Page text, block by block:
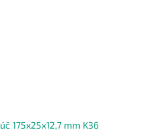
175x25x12,7 mm K36